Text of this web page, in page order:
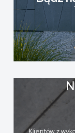
Klientów z